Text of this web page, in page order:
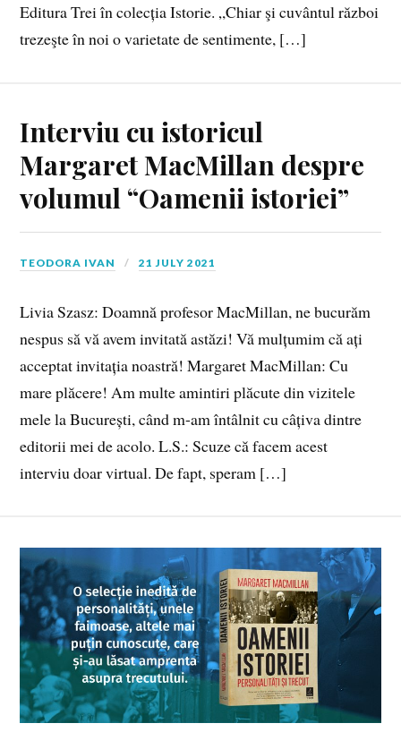
Editura Trei în colecția Istorie. „Chiar şi cuvântul război
trezeşte în noi o varietate de sentimente, […]
Interviu cu istoricul
Margaret MacMillan despre
volumul “Oamenii istoriei”
TEODORA IVAN 21 JULY 2021
Livia Szasz: Doamnă profesor MacMillan, ne bucurăm
nespus să vă avem invitată astăzi! Vă mulțumim că ați
acceptat invitația noastră! Margaret MacMillan: Cu
mare plăcere! Am multe amintiri plăcute din vizitele
mele la București, când m-am întâlnit cu câțiva dintre
editorii mei de acolo. L.S.: Scuze că facem acest
interviu doar virtual. De fapt, speram […]